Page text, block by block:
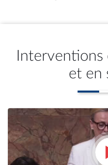
Interventions
et en